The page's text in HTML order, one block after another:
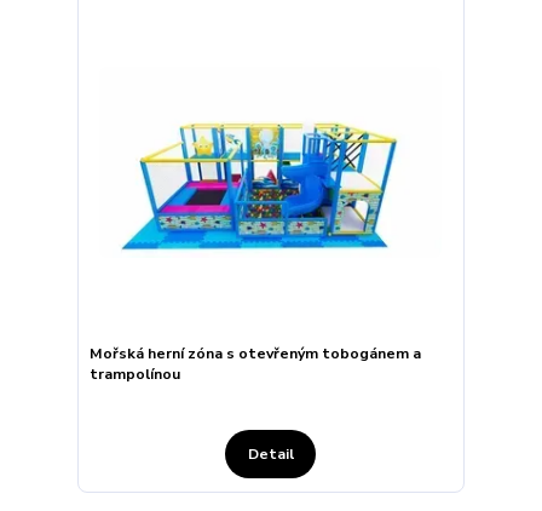
Mořská herní zóna s otevřeným tobogánem a
trampolínou
Detail